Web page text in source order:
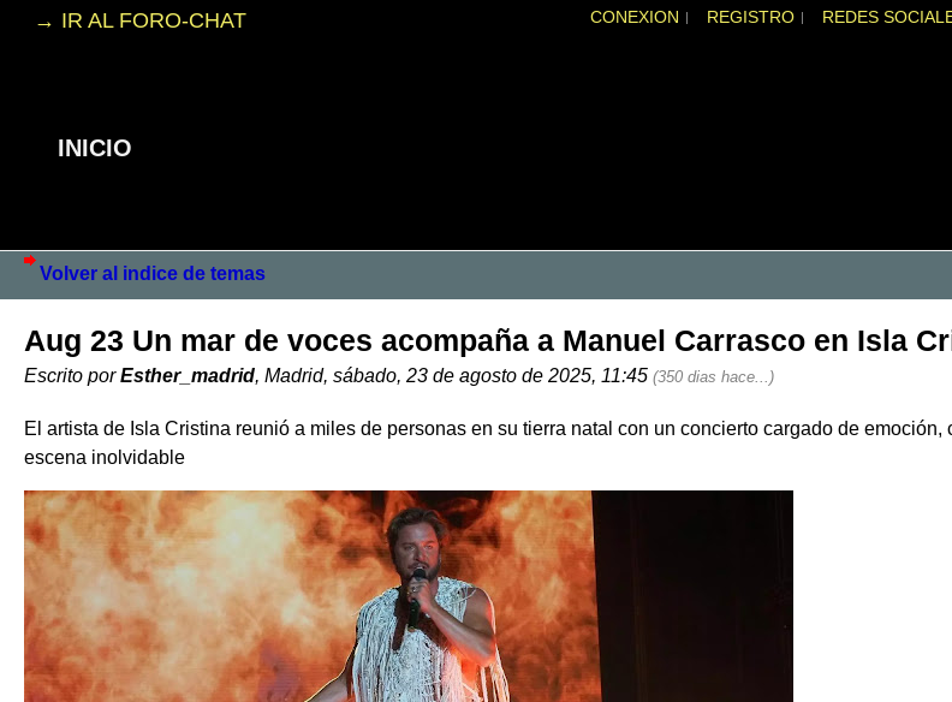
→ IR AL FORO-CHAT
INICIO
CONEXION REGISTRO REDES
Volver al indice de temas
Aug 23 Un mar de voces acompaña a Manuel Carrasco en Isla
Escrito porEsther_madrid, Madrid, sábado, 23 de agosto de 2025, 11:45 (350 dias hace...)
El artista de Isla Cristina reunió a miles de personas en su tierra natal con un concierto cargado de emoción,
escena inolvidable